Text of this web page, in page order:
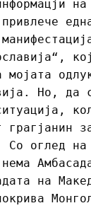
мојата
Но, да
грагјанин
Со оглед на
на